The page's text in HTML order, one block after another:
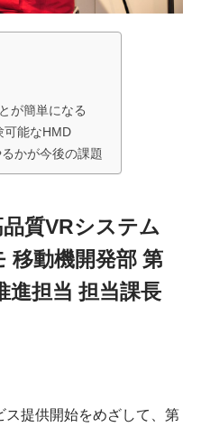
が簡単になる
可能なHMD
かが今後の課題
質VRシステム
移動機開発部 第
進担当 担当課長
ス提供開始をめざして、第